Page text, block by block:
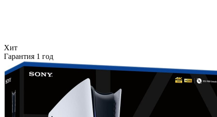
Хит
Гарантия 1 год